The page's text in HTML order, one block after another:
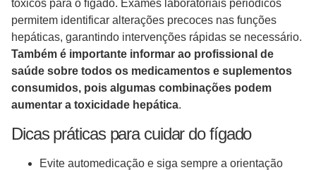
tóxicos para o fígado. Exames laboratoriais periódicos
permitem identificar alterações precoces nas funções
hepáticas, garantindo intervenções rápidas se necessário.
Também é importante informar ao profissional de
saúde sobre todos os medicamentos e suplementos
consumidos, pois algumas combinações podem
aumentar a toxicidade hepática.
Dicas práticas para cuidar do fígado
Evite automedicação e siga sempre a orientação